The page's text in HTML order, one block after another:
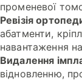
променевої
Ревізія
абатменти,
навантаження
Видалення
відновленню,